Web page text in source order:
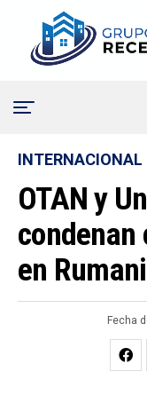
INTERNACIONAL
OTAN y
condenan
en
Fecha